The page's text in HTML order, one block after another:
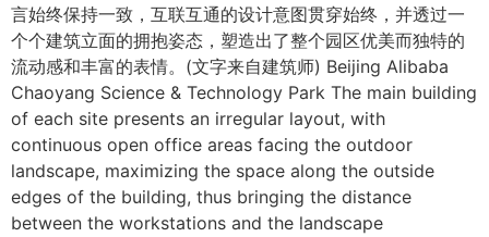
言始终保持一致，互联互通的设计意图贯穿始终，并透过一
个个建筑立面的拥抱姿态，塑造出了整个园区优美而独特的
流动感和丰富的表情。(文字来自建筑师) Beijing Alibaba
Chaoyang Science & Technology Park The main building
of each site presents an irregular layout, with
continuous open office areas facing the outdoor
landscape, maximizing the space along the outside
edges of the building, thus bringing the distance
between the workstations and the landscape